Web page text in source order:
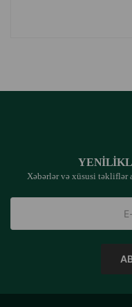
Xəbərlər və xüsusi təkliflər